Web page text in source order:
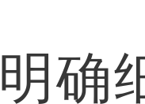
确